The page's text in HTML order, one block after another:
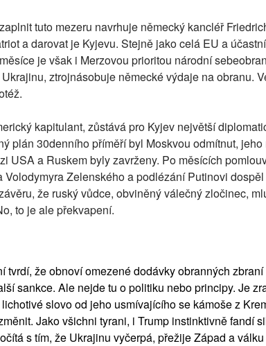
tuto mezeru navrhuje německý kancléř
a darovat je Kyjevu. Stejně jako celá EU a
je však i Merzovou prioritou národní
ztrojnásobuje německé výdaje na obranu.
kapitulant, zůstává pro Kyjev největší
plán 30denního příměří byl Moskvou odmítnut,
USA a Ruskem byly zavrženy. Po měsících
Volodymyra Zelenského a podlézání Putinovi
že ruský vůdce, obviněný válečný zločinec,
to je ale překvapení.
tvrdí, že obnoví omezené dodávky obranných
sankce. Ale nejde tu o politiku nebo principy. Je
slovo od jeho usmívajícího se kámoše z
Jako všichni tyrani, i Trump instinktivně fandí
s tím, že Ukrajinu vyčerpá, přežije Západ a